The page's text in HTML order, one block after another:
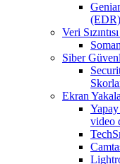
(EDR)
Veri
Siber
Ekran
video